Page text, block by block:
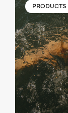
PRODUCTS